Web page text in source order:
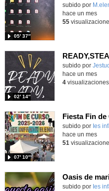
Contenido
subido por
05′ 37″
hace un mes
55
Contenido
subido por
02′ 14″
hace un mes
4visualizaciones
subido por Ies
07′ 10″
hace un mes
51
subido por Ies